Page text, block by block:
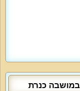
אוויר, מרפסת, חדר
פרטית מחוממת בעונה
מטבחון חיצוני ונופי
במושבה כנרת